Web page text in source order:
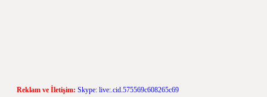
Reklam ve İletişim: Skype: live:.cid.575569c608265c69